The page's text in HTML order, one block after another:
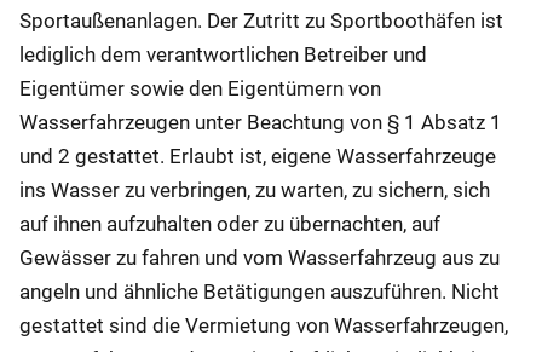
Sportaußenanlagen. Der Zutritt zu Sportboothäfen ist
lediglich dem verantwortlichen Betreiber und
Eigentümer sowie den Eigentümern von
Wasserfahrzeugen unter Beachtung von § 1 Absatz 1
und 2 gestattet. Erlaubt ist, eigene Wasserfahrzeuge
ins Wasser zu verbringen, zu warten, zu sichern, sich
auf ihnen aufzuhalten oder zu übernachten, auf
Gewässer zu fahren und vom Wasserfahrzeug aus zu
angeln und ähnliche Betätigungen auszuführen. Nicht
gestattet sind die Vermietung von Wasserfahrzeugen,